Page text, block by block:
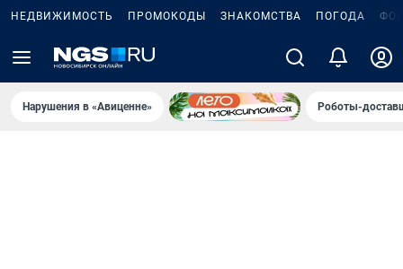
НЕДВИЖИМОСТЬ ПРОМОКОДЫ ЗНАКОМСТВА ПОГОДА
Нарушения в «Авиценне» Роботы-